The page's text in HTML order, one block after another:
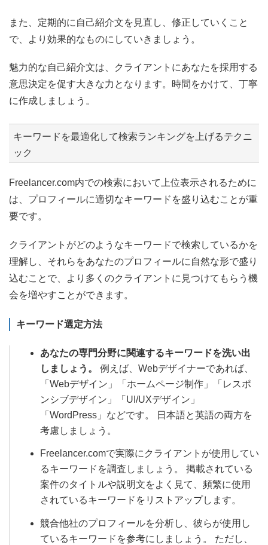
また、定期的に自己紹介文を見直し、修正していくこと
で、より効果的なものにしていきましょう。
魅力的な自己紹介文は、クライアントにあなたを採用する
意思決定を促す大きな力となります。時間をかけて、丁寧
に作成しましょう。
キーワードを最適化して検索ランキングを上げるテクニ
ック
Freelancer.com内での検索において上位表示されるために
は、プロフィールに適切なキーワードを盛り込むことが重
要です。
クライアントがどのようなキーワードで検索しているかを
理解し、それらをあなたのプロフィールに自然な形で盛り
込むことで、より多くのクライアントに見つけてもらう機
会を増やすことができます。
キーワード選定方法
あなたの専門分野に関連するキーワードを洗い出
しましょう。
例えば、Webデザイナーであれば、
「Webデザイン」「ホームページ制作」「レスポ
ンシブデザイン」「UI/UXデザイン」
「WordPress」などです。 日本語と英語の両方を
考慮しましょう。
Freelancer.comで実際にクライアントが使用してい
るキーワードを調査しましょう。 掲載されている
案件のタイトルや説明文をよく見て、頻繁に使用
されているキーワードをリストアップします。
競合他社のプロフィールを分析し、彼らが使用し
ているキーワードを参考にしましょう。 ただし、